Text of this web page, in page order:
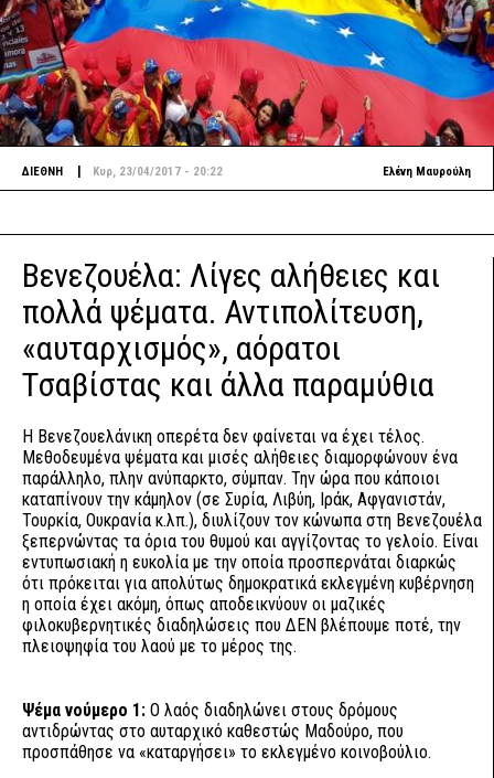
ΔΙΕΘΝΗ Κυρ, 23/04/2017 - 20:22 Ελένη Μαυρούλη
Βενεζουέλα: Λίγες αλήθειες και
πολλά ψέματα. Αντιπολίτευση,
«αυταρχισμός», αόρατοι
Τσαβίστας και άλλα παραμύθια
Η Βενεζουελάνικη οπερέτα δεν φαίνεται να έχει τέλος.
Μεθοδευμένα ψέματα και μισές αλήθειες διαμορφώνουν ένα
παράλληλο, πλην ανύπαρκτο, σύμπαν. Την ώρα που κάποιοι
καταπίνουν την κάμηλον (σε Συρία, Λιβύη, Ιράκ, Αφγανιστάν,
Τουρκία, Ουκρανία κ.λπ.), διυλίζουν τον κώνωπα στη Βενεζουέλα
ξεπερνώντας τα όρια του θυμού και αγγίζοντας το γελοίο. Είναι
εντυπωσιακή η ευκολία με την οποία προσπερνάται διαρκώς
ότι πρόκειται για απολύτως δημοκρατικά εκλεγμένη κυβέρνηση
η οποία έχει ακόμη, όπως αποδεικνύουν οι μαζικές
φιλοκυβερνητικές διαδηλώσεις που ΔΕΝ βλέπουμε ποτέ, την
πλειοψηφία του λαού με το μέρος της.
Ψέμα νούμερο 1: Ο λαός διαδηλώνει στους δρόμους
αντιδρώντας στο αυταρχικό καθεστώς Μαδούρο, που
προσπάθησε να «καταργήσει» το εκλεγμένο κοινοβούλιο.